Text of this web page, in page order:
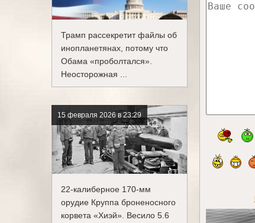
Трамп рассекретит файлы об
инопланетянах, потому что
Обама «проболтался».
Неосторожная ...
15 февраля 2026 в 23:29
22-калиберное 170-мм
орудие Круппа броненосного
корвета «Хиэй». Весило 5.6